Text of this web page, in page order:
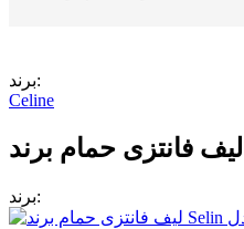
برند:
Celine
برند: